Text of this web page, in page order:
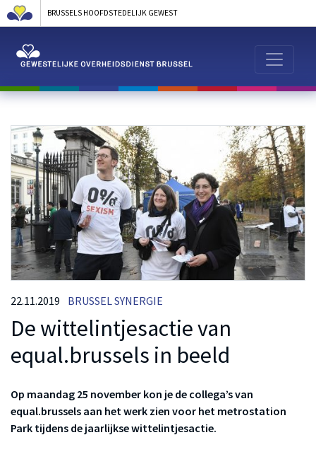
BRUSSELS HOOFDSTEDELIJK GEWEST
De wittelintjesactie van
equal.brussels in beeld
22.11.2019 BRUSSEL SYNERGIE
Op maandag 25 november kon je de collega’s van
equal.brussels aan het werk zien voor het metrostation
Park tijdens de jaarlijkse wittelintjesactie.